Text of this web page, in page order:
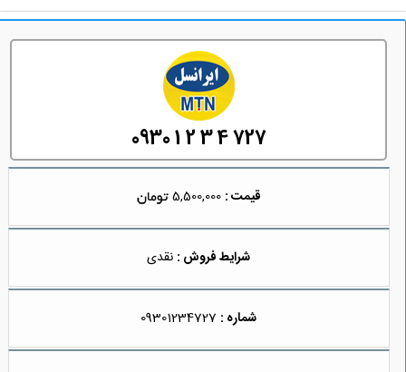
0930 1 2 3 4 727
قیمت : 5,500,000
شرایط فروش : نقدی
شماره : 09301234727